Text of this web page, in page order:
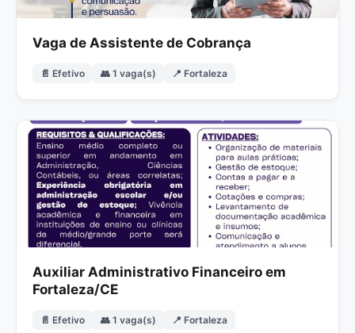
Vaga de Assistente de Cobrança
📄 Efetivo 👥 1 vaga(s) 📍 Fortaleza
Auxiliar Administrativo Financeiro em
Fortaleza/CE
📄 Efetivo 👥 1 vaga(s) 📍 Fortaleza